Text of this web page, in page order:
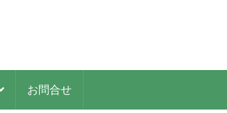
お問合せ